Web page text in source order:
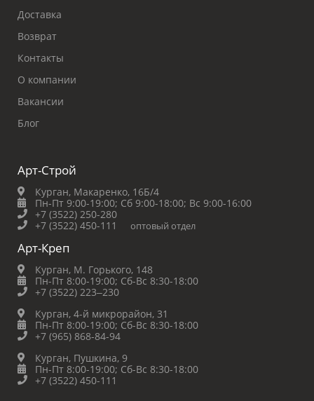
Доставка
Возврат
Контакты
О компании
Вакансии
Блог
Арт-Строй
Курган, Макаренко, 16Б/4
Пн-Пт 9:00-19:00; Сб 9:00-18:00; Вс 9:00-16:00
+7 (3522) 250-280
+7 (3522) 450-111
оптовый отдел
Арт-Креп
Курган, М. Горького, 148
Пн-Пт 8:00-19:00; Сб-Вс 8:30-18:00
+7 (3522) 223‒230
Курган, 4-й микрорайон, 31
Пн-Пт 8:00-19:00; Сб-Вс 8:30-18:00
+7 (965) 868-84-94
Курган, Пушкина, 9
Пн-Пт 8:00-19:00; Сб-Вс 8:30-18:00
+7 (3522) 450-111